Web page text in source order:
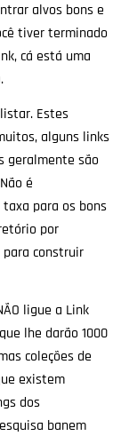
alvos bons e
tiver terminado
cá está uma
Estes
alguns links
geralmente são
é
para os bons
por
construir
ligue a Link
lhe darão 1000
coleções de
existem
dos
banem